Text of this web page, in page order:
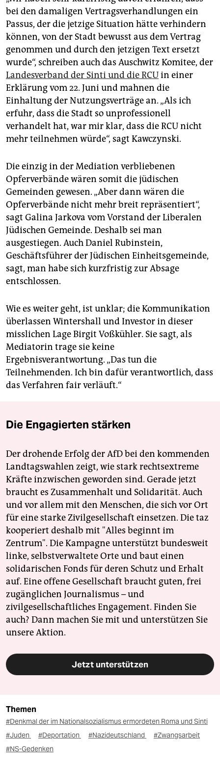
bei den damaligen Vertragsverhandlungen ein
Passus, der die jetzige Situation hätte verhindern
können, von der Stadt bewusst aus dem Vertrag
genommen und durch den jetzigen Text ersetzt
wurde“, schreiben auch das Auschwitz Komitee, der
Landesverband der Sinti und die RCUin einer
Erklärung vom 22. Juni und mahnen die
Einhaltung der Nutzungsverträge an. „Als ich
erfuhr, dass die Stadt so unprofessionell
verhandelt hat, war mir klar, dass die RCU nicht
mehr teilnehmen würde“, sagt Kawczynski.
Die einzig in der Mediation verbliebenen
Opferverbände wären somit die jüdischen
Gemeinden gewesen. „Aber dann wären die
Opferverbände nicht mehr breit repräsentiert“,
sagt Galina Jarkova vom Vorstand der Liberalen
Jüdischen Gemeinde. Deshalb sei man
ausgestiegen. Auch Daniel Rubinstein,
Geschäftsführer der Jüdischen Einheitsgemeinde,
sagt, man habe sich kurzfristig zur Absage
entschlossen.
Wie es weiter geht, ist unklar; die Kommunikation
überlassen Wintershall und Investor in dieser
misslichen Lage Birgit Voßkühler. Sie sagt, als
Mediatorin trage sie keine
Ergebnisverantwortung. „Das tun die
Teilnehmenden. Ich bin dafür verantwortlich, dass
das Verfahren fair verläuft.“
Die Engagierten stärken
Der drohende Erfolg der AfD bei den kommenden
Landtagswahlen zeigt, wie stark rechtsextreme
Kräfte inzwischen geworden sind. Gerade jetzt
braucht es Zusammenhalt und Solidarität. Auch
und vor allem mit den Menschen, die sich vor Ort
für eine starke Zivilgesellschaft einsetzen. Die taz
kooperiert deshalb mit "Alles beginnt im
Zentrum". Die Kampagne unterstützt bundesweit
linke, selbstverwaltete Orte und baut einen
solidarischen Fonds für deren Schutz und Erhalt
auf. Eine offene Gesellschaft braucht guten, frei
zugänglichen Journalismus – und
zivilgesellschaftliches Engagement. Finden Sie
auch? Dann machen Sie mit und unterstützen Sie
unsere Aktion.
Jetzt unterstützen
Themen
#Denkmal der im Nationalsozialismus ermordeten Roma und Sinti
#Juden
#Deportation #Nazideutschland
#Zwangsarbeit
#NS-Gedenken